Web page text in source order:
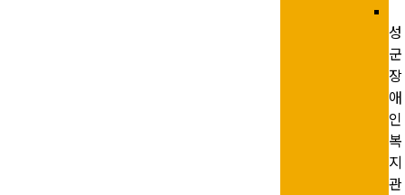
성
군
장
애
인
복
지
관